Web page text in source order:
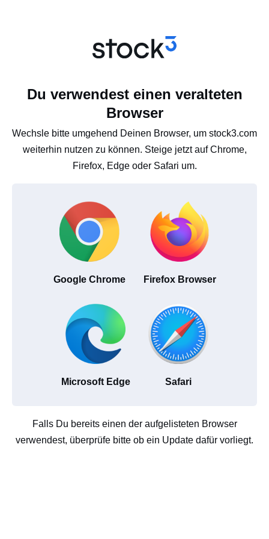
Du verwendest einen veralteten
Browser
Wechsle bitte umgehend Deinen Browser, um stock3.com
weiterhin nutzen zu können. Steige jetzt auf Chrome,
Firefox, Edge oder Safari um.
Google Chrome Firefox Browser
Microsoft Edge Safari
Falls Du bereits einen der aufgelisteten Browser
verwendest, überprüfe bitte ob ein Update dafür vorliegt.